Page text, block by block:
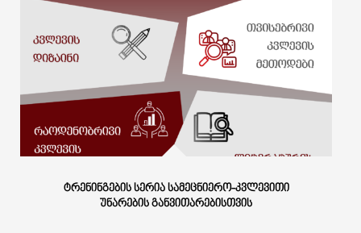
ᲢᲠᲔᲜᲘᲜᲒᲔᲑᲘᲡ ᲡᲔᲠᲘᲐ ᲡᲐᲛᲔᲪᲜᲘᲔᲠᲝ-ᲙᲕᲚᲔᲕᲘᲗᲘ
ᲣᲜᲐᲠᲔᲑᲘᲡ ᲒᲐᲜᲕᲘᲗᲐᲠᲔᲑᲘᲡᲗᲕᲘᲡ